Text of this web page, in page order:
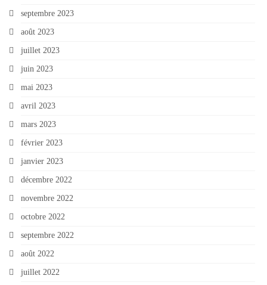
septembre 2023
août 2023
juillet 2023
juin 2023
mai 2023
avril 2023
mars 2023
février 2023
janvier 2023
décembre 2022
novembre 2022
octobre 2022
septembre 2022
août 2022
juillet 2022